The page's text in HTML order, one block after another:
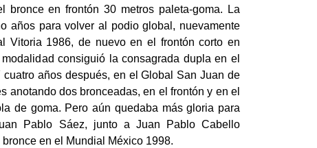
bronce en frontón 30 metros paleta-goma. La
años para volver al podio global, nuevamente
Vitoria 1986, de nuevo en el frontón corto en
consiguió la consagrada dupla en el
años después, en el Global San Juan de
anotando dos bronceadas, en el frontón y en el
de goma. Pero aún quedaba más gloria para
Pablo Sáez, junto a Juan Pablo Cabello
en el Mundial México 1998.